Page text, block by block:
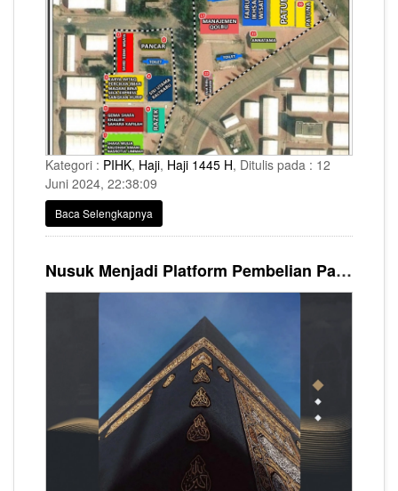
Kategori : PIHK, Haji, Haji 1445 H, Ditulis pada : 12
Juni 2024, 22:38:09
Baca Selengkapnya
Nusuk Menjadi Platform Pembelian Paket Masyair Visa Haji Furoda, Begini Cara Registrasinya